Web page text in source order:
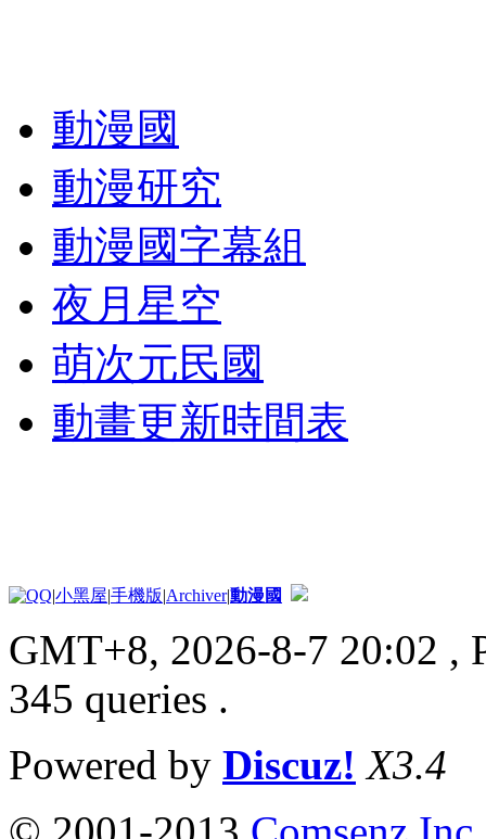
動漫國
動漫研究
動漫國字幕組
夜月星空
萌次元民國
動畫更新時間表
小黑屋 手機版 Archiver|動漫國
GMT+8, 2026-8-7 20:02 ,
345 queries .
Powered by Discuz! X3.4